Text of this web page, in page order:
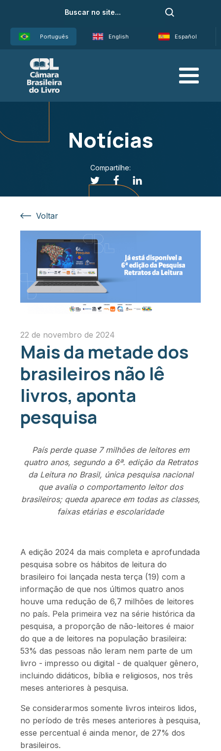
Português English Español
Notícias
Compartilhe:
Voltar
22 de novembro de 2024
Mais da metade dos
brasileiros não lê
livros, aponta
pesquisa
País perde quase 7 milhões de leitores em
quatro anos, segundo a 6ª. edição da Retratos
da Leitura no Brasil, única pesquisa nacional
que avalia o comportamento leitor dos
brasileiros; queda aparece em todas as classes,
faixas etárias e escolaridade
A edição 2024 da mais completa e aprofundada
pesquisa sobre os hábitos de leitura do
brasileiro foi lançada nesta terça (19) com a
informação de que nos últimos quatro anos
houve uma redução de 6,7 milhões de leitores
no país. Pela primeira vez na série histórica da
pesquisa, a proporção de não-leitores é maior
do que a de leitores na população brasileira:
53% das pessoas não leram nem parte de um
livro - impresso ou digital - de qualquer gênero,
incluindo didáticos, bíblia e religiosos, nos três
meses anteriores à pesquisa.
Se considerarmos somente livros inteiros lidos,
no período de três meses anteriores à pesquisa,
esse percentual é ainda menor, de 27% dos
brasileiros.